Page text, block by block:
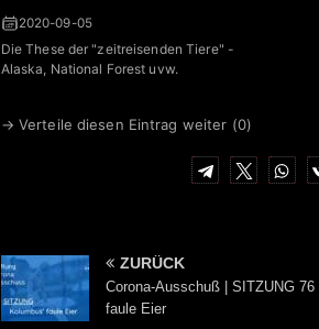
2020-09-05
Die These der "zeitreisenden Tiere" -
Alaska, National Forest uvw.
→ Verteile diesen Eintrag weiter (0)
ZURÜCK
Corona-Ausschuß | SITZUNG 76
faule Eier